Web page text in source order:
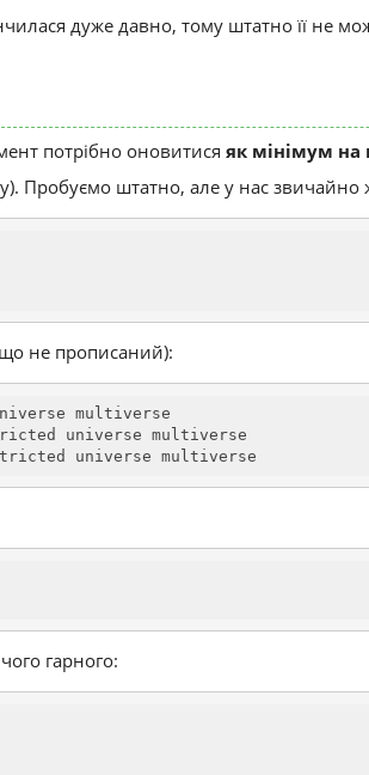
дуже давно, тому штатно її не
потрібно оновитися як мінімум на
Пробуємо штатно, але у нас звичайно
не прописаний):
multiverse
universe multiverse
universe multiverse
гарного: